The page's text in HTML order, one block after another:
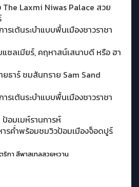
The Laxmi Niwas Palace สวย
รเต้นระบำแบบพื้นเมืองชาวราชา
ซลเมียร์, คฤหาสน์เสนาบดี หรือ ฮา
ยธาร์ ชมสันทราย Sam Sand
รเต้นระบำแบบพื้นเมืองชาวราชา
อมเมห์รานการห์
ารค่ำพร้อมชมวิวป้อมเมืองจ็อดปูร์
ริกา สีพาสเทลสวยหวาน